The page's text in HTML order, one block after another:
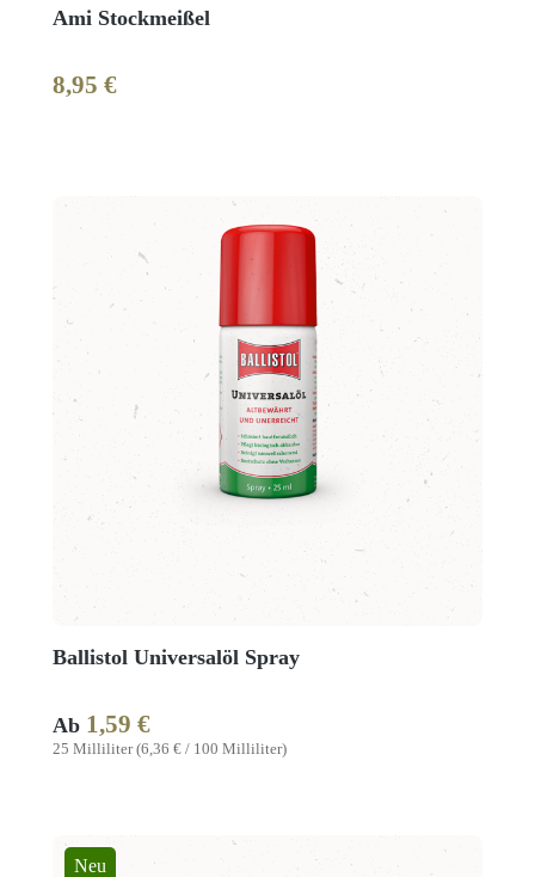
Ami Stockmeißel
Regulärer Preis:
8,95 €
Ballistol Universalöl Spray
25 Milliliter(6,36 € / 100 Milliliter)
Regulärer Preis:
Ab 1,59 €
Neu